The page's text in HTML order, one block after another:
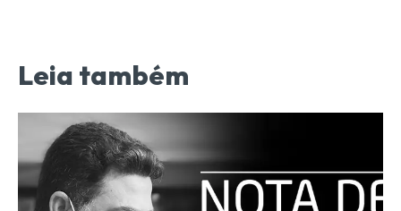
Leia também